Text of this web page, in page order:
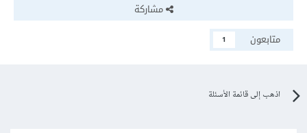
مشاركة
متابعون
1
اذهب إلى قائمة الأسئلة